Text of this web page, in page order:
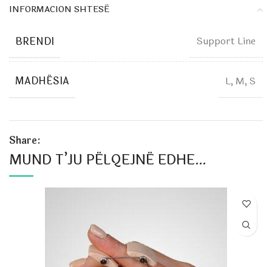
INFORMACION SHTESË
BRENDI Support Line
MADHËSIA L, M, S
Share:
MUND T’JU PËLQEJNË EDHE…